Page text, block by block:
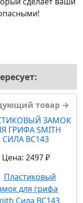
товар →
ЗАМОК
ГРИФА SMITH
СИЛА BC143
Цена: 2497 ₽